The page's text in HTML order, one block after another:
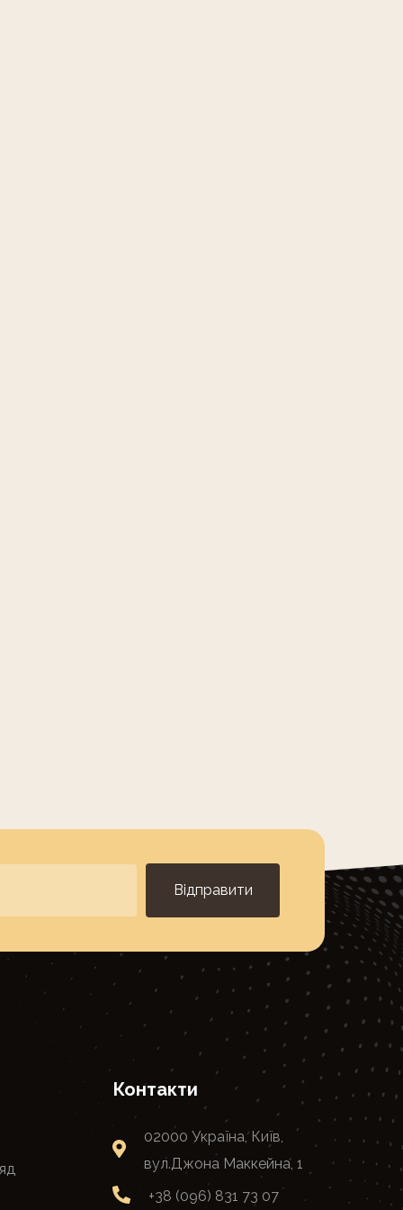
Відправити
Контакти
02000 Україна, Київ,
вул.Джона Маккейна, 1
+38 (096) 831 73 07